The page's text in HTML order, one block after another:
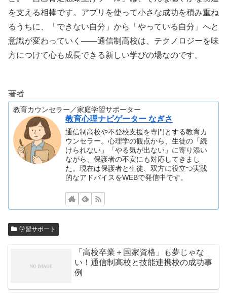
を支える相棒です。アプリを使って小さな成功を積み重ね
るうちに、「できない自分」から「やっている自分」へと
意識が変わっていく――通信制高校は、テクノロジーを味
方につけて心も成長できる新しい学びの場なのです。
著者
教育カウンセラー／家庭学習サポーター
教育心理ナビゲーター なぎさ
通信制高校や不登校支援を専門とする教育カ
ウンセラー。心理学の観点から、生徒の「続
けられない」「やる気が出ない」に寄り添い
ながら、保護者の不安にも対応してきまし
た。現在は保護者と生徒、双方に役立つ実践
的なアドバイスをWEBで発信中です。
学習サポート
「高校卒業＋国家資格」も夢じゃな
い！通信制高校と技能連携校の成功事
例